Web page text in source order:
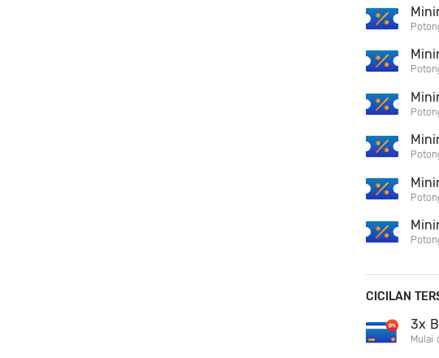
CICILAN
3x
Mulai